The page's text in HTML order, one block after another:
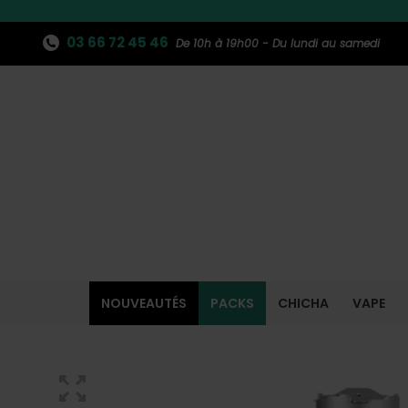
03 66 72 45 46 De 10h à 19h00 - Du lundi au samedi
NOUVEAUTÉS PACKS CHICHA VAPE